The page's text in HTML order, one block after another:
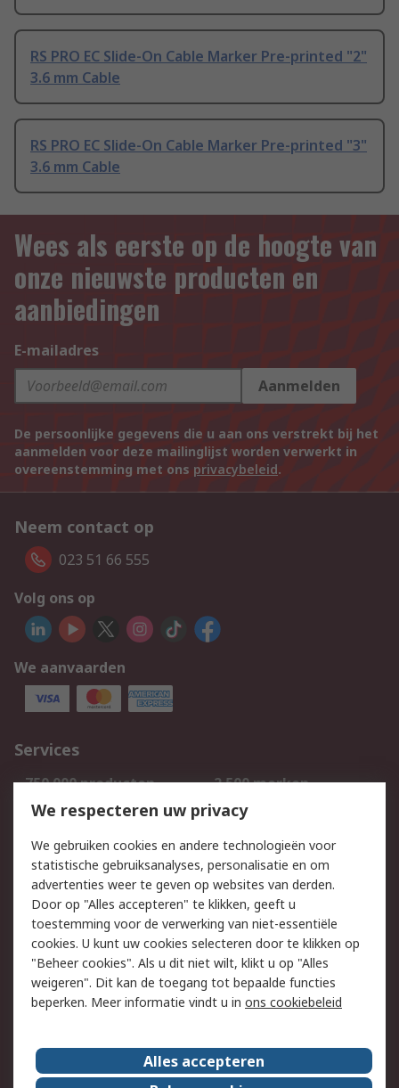
RS PRO EC Slide-On Cable Marker Pre-printed "2"
3.6 mm Cable
RS PRO EC Slide-On Cable Marker Pre-printed "3"
3.6 mm Cable
Wees als eerste op de hoogte van
onze nieuwste producten en
aanbiedingen
E-mailadres
Aanmelden
De persoonlijke gegevens die u aan ons verstrekt bij het
aanmelden voor deze mailinglijst worden verwerkt in
overeenstemming met ons privacybeleid.
Neem contact op
023 51 66 555
Volg ons op
We aanvaarden
Services
750.000 producten
2.500 merken
Bestellen
Inkoopoplossingen
Track & Trace
Wettelijk
Cookiebeleid
Email veiligheid
Privacybeleid
Websitevoorwaarden
Algemene
verkoopvoorwaarden
Over RS
We respecteren uw privacy
We gebruiken cookies en andere technologieën voor
statistische gebruiksanalyses, personalisatie en om
advertenties weer te geven op websites van derden.
Door op "Alles accepteren" te klikken, geeft u
toestemming voor de verwerking van niet-essentiële
cookies. U kunt uw cookies selecteren door te klikken op
"Beheer cookies". Als u dit niet wilt, klikt u op "Alles
weigeren". Dit kan de toegang tot bepaalde functies
beperken. Meer informatie vindt u in ons cookiebeleid
Alles accepteren